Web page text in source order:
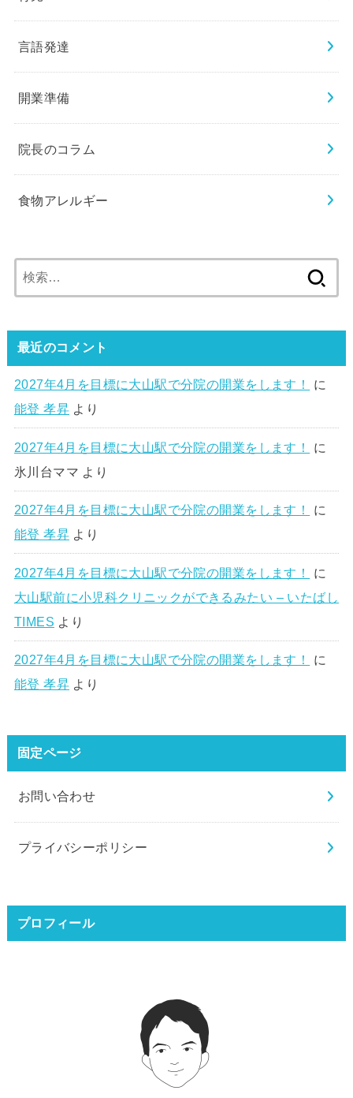
言語発達
開業準備
院長のコラム
食物アレルギー
索:
最近のコメント
2027年4月を目標に大山駅で分院の開業をします！
に
能登 孝昇より
2027年4月を目標に大山駅で分院の開業をします！
に
氷川台ママ より
2027年4月を目標に大山駅で分院の開業をします！
に
能登 孝昇より
2027年4月を目標に大山駅で分院の開業をします！
に
大山駅前に小児科クリニックができるみたい – いたばし
TIMES より
2027年4月を目標に大山駅で分院の開業をします！
に
能登 孝昇より
固定ページ
お問い合わせ
プライバシーポリシー
プロフィール